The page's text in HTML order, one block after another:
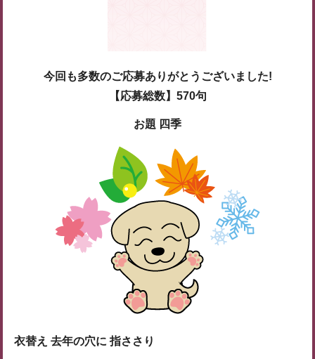
今回も多数のご応募ありがとうございました!
【応募総数】570句
お題 四季
衣替え 去年の穴に 指ささり